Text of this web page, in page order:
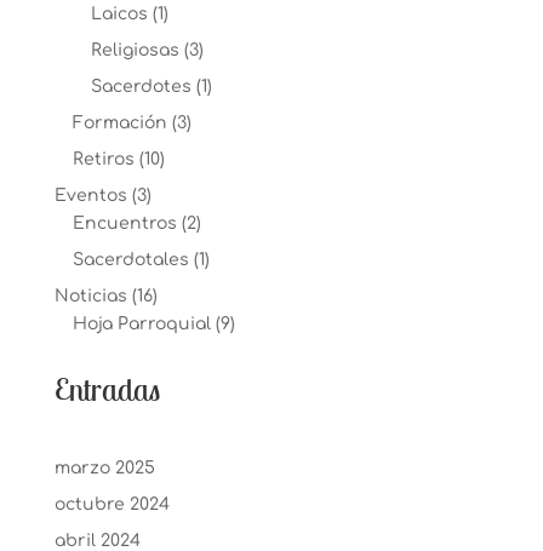
Laicos (1)
Religiosas (3)
Sacerdotes (1)
Formación (3)
Retiros (10)
Eventos (3)
Encuentros (2)
Sacerdotales (1)
Noticias (16)
Hoja Parroquial (9)
Entradas
marzo 2025
octubre 2024
abril 2024